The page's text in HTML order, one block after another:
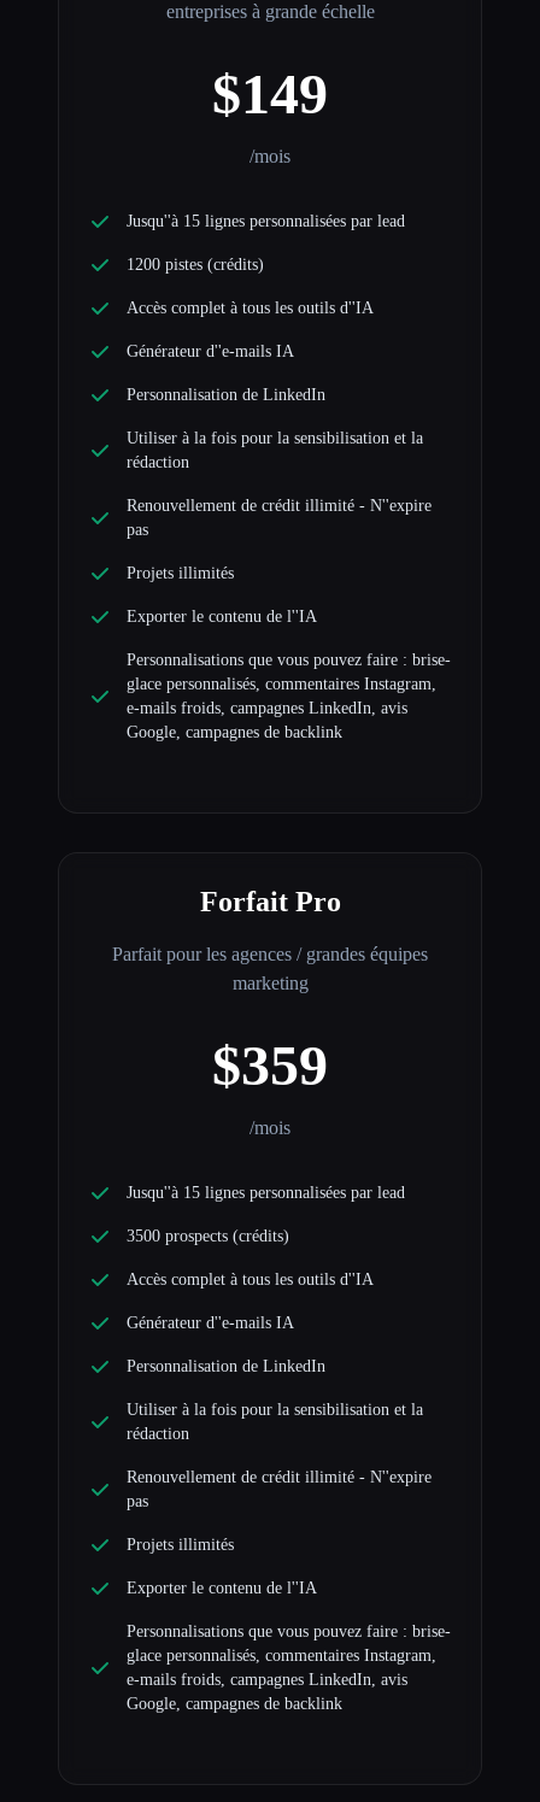
entreprises à grande échelle
$149
/mois
Jusqu''à 15 lignes personnalisées par lead
1200 pistes (crédits)
Accès complet à tous les outils d''IA
Générateur d''e-mails IA
Personnalisation de LinkedIn
Utiliser à la fois pour la sensibilisation et la
rédaction
Renouvellement de crédit illimité - N''expire
pas
Projets illimités
Exporter le contenu de l''IA
Personnalisations que vous pouvez faire : brise-
glace personnalisés, commentaires Instagram,
e-mails froids, campagnes LinkedIn, avis
Google, campagnes de backlink
Forfait Pro
Parfait pour les agences / grandes équipes
marketing
$359
/mois
Jusqu''à 15 lignes personnalisées par lead
3500 prospects (crédits)
Accès complet à tous les outils d''IA
Générateur d''e-mails IA
Personnalisation de LinkedIn
Utiliser à la fois pour la sensibilisation et la
rédaction
Renouvellement de crédit illimité - N''expire
pas
Projets illimités
Exporter le contenu de l''IA
Personnalisations que vous pouvez faire : brise-
glace personnalisés, commentaires Instagram,
e-mails froids, campagnes LinkedIn, avis
Google, campagnes de backlink